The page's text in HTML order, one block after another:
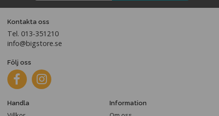
Kontakta oss
Tel. 013-351210
info@bigstore.se
Följ oss
Handla Information